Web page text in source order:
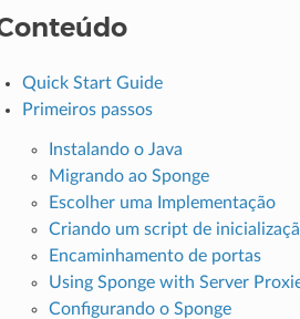
Quick Start Guide
Primeiros passos
Instalando o Java
Migrando ao Sponge
Escolher uma Implementação
Criando um script de
Encaminhamento de portas
Using Sponge with Server
Configurando o Sponge